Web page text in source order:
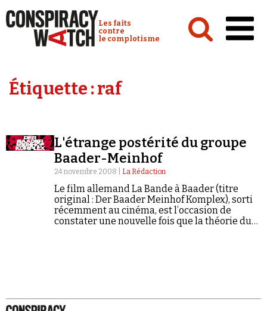
Conspiracy Watch :
Les faits
contre
le complotisme
Analyses
Vidéos
Émissions
Revues de presse
Étiquette :raf
L'étrange postérité du groupe
Baader-Meinhof
24 novembre 2008 | La Rédaction
Le film allemand La Bande à Baader (titre
original : Der Baader Meinhof Komplex), sorti
récemment au cinéma, est l’occasion de
constater une nouvelle fois que la théorie du